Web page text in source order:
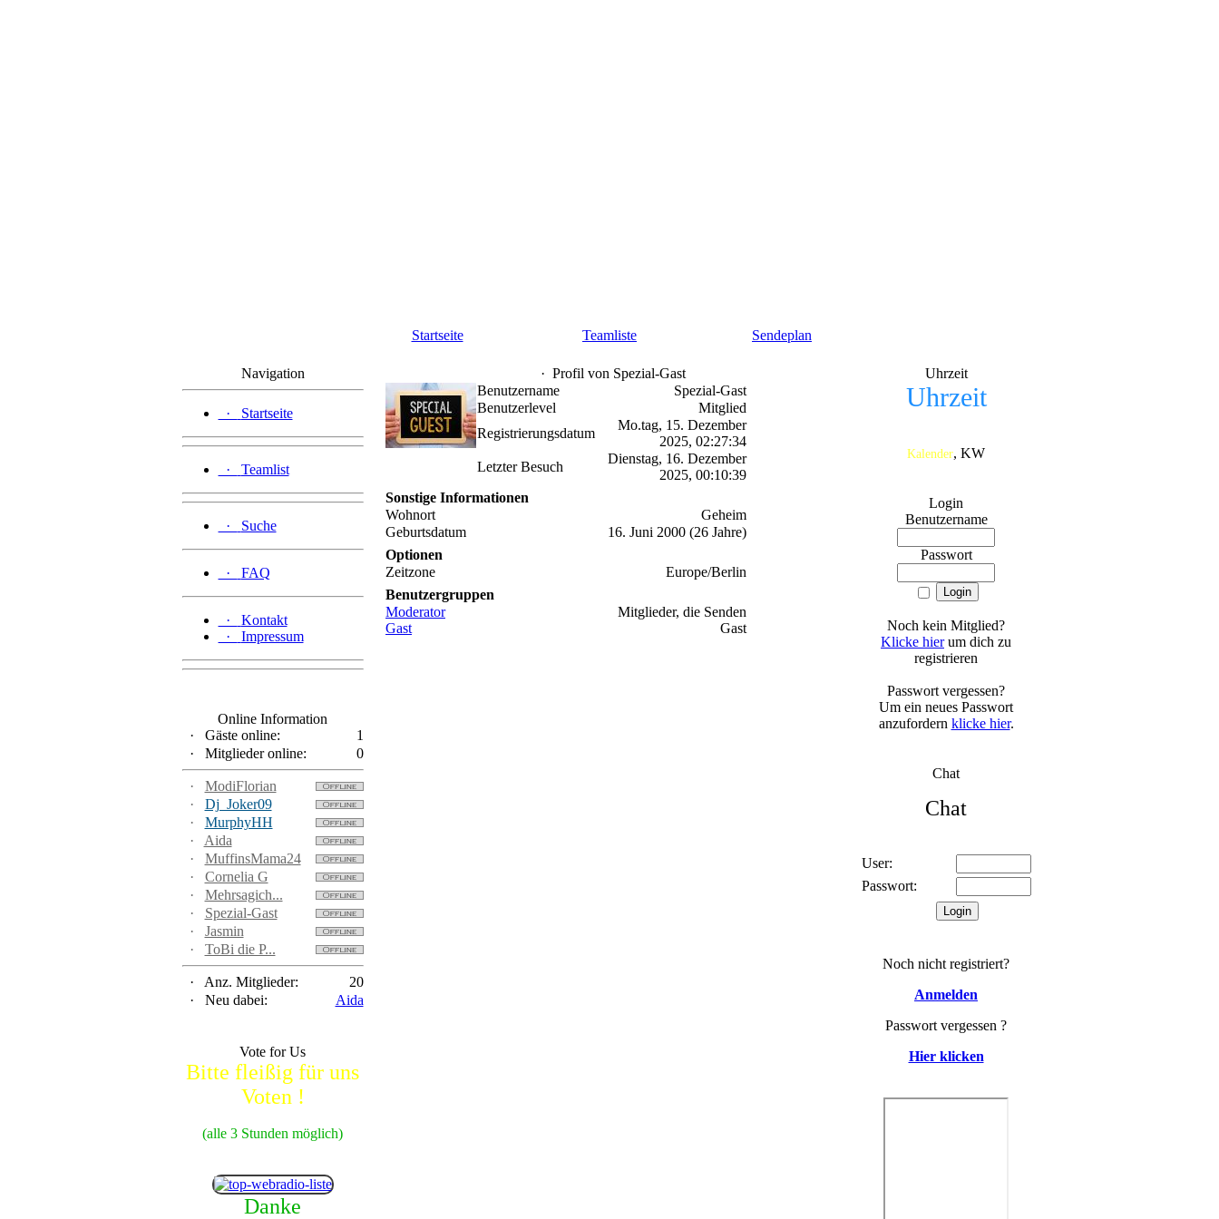
Startseite Teamliste Sendeplan
Navigation
· Startseite
· Teamlist
· Suche
· FAQ
·
Kontakt
·
Impressum
Online Information
·
Gäste online:
1
·
Mitglieder online: 0
·
ModiFlorian
·
Dj_Joker09
·
MurphyHH
·
Aida
·
MuffinsMama24
·
Cornelia G
·
Mehrsagich...
·
Spezial-Gast
·
Jasmin
·
ToBi die P...
· Anz. Mitglieder:
20
·
Neu dabei: Aida
Vote for Us
Bitte fleißig für uns
Voten !
(alle 3 Stunden möglich)
Danke
· Profil von Spezial-Gast
Benutzername
Spezial-Gast
Benutzerlevel
Mitglied
Registrierungsdatum
Mo.tag, 15. Dezember
2025, 02:27:34
Letzter Besuch
Dienstag, 16. Dezember
2025, 00:10:39
Sonstige Informationen
Wohnort
Geheim
Geburtsdatum
16. Juni 2000 (26 Jahre)
Optionen
Zeitzone
Europe/Berlin
Benutzergruppen
Moderator
Mitglieder, die Senden
Gast
Gast
Uhrzeit
Uhrzeit
Kalender, KW
Login
Benutzername
Passwort
Noch kein Mitglied?
Klicke hierum dich zu
registrieren
Passwort vergessen?
Um ein neues Passwort
anzufordern klicke hier.
Chat
Chat
User:
Passwort:
Noch nicht registriert?
Anmelden
Passwort vergessen ?
Hier klicken